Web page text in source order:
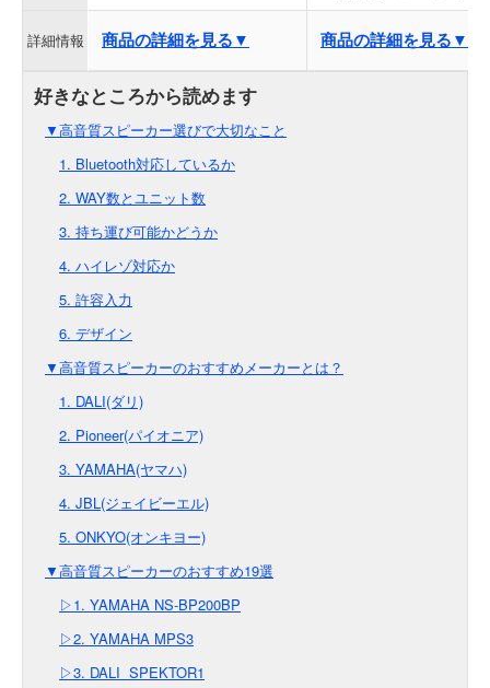
詳細情報 商品の詳細を見る▼ 商品の詳細を見る▼
▼高音質スピーカー選びで大切なこと
1. Bluetooth対応しているか
2. WAY数とユニット数
3. 持ち運び可能かどうか
4. ハイレゾ対応か
5. 許容入力
6. デザイン
▼高音質スピーカーのおすすめメーカーとは？
1. DALI(ダリ)
2. Pioneer(パイオニア)
3. YAMAHA(ヤマハ)
4. JBL(ジェイビーエル)
5. ONKYO(オンキヨー)
▼高音質スピーカーのおすすめ19選
▷1. YAMAHA NS-BP200BP
▷2. YAMAHA MPS3
▷3. DALI SPEKTOR1